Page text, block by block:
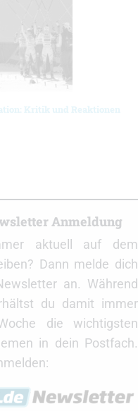
Kritik und Reaktionen
Anmeldung
aktuell auf dem
Dann melde dich
an. Während
du damit immer
die wichtigsten
in dein Postfach.